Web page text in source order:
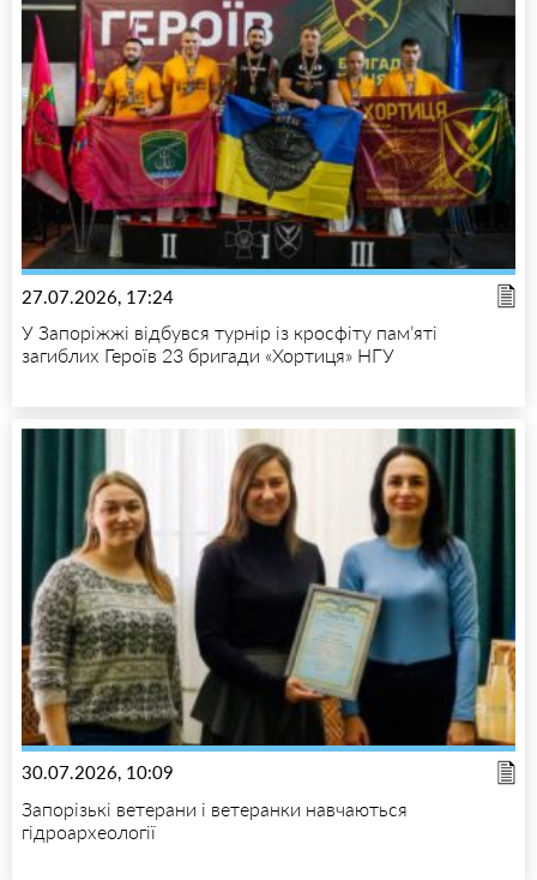
27.07.2026, 17:24
У Запоріжжі відбувся турнір із кросфіту пам’яті
загиблих Героїв 23 бригади «Хортиця» НГУ
30.07.2026, 10:09
Запорізькі ветерани і ветеранки навчаються
гідроархеології